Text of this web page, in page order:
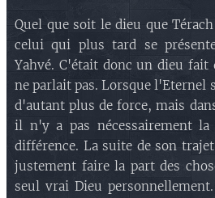
Quel que soit le dieu que
celui qui plus tard se
Yahvé. C'était donc un dieu
ne parlait pas. Lorsque l'Eternel
d'autant plus de force, mais
il n'y a pas nécessairement la
différence. La suite de son
justement faire la part des
seul vrai Dieu